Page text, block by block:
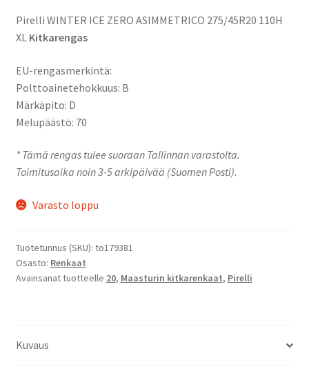
Pirelli WINTER ICE ZERO ASIMMETRICO 275/45R20 110H
XL Kitkarengas
EU-rengasmerkintä:
Polttoainetehokkuus: B
Märkäpito: D
Melupäästö: 70
* Tämä rengas tulee suoraan Tallinnan varastolta.
Toimitusaika noin 3-5 arkipäivää (Suomen Posti).
Varasto loppu
Tuotetunnus (SKU): to179381
Osasto: Renkaat
Avainsanat tuotteelle 20, Maasturin kitkarenkaat, Pirelli
Kuvaus